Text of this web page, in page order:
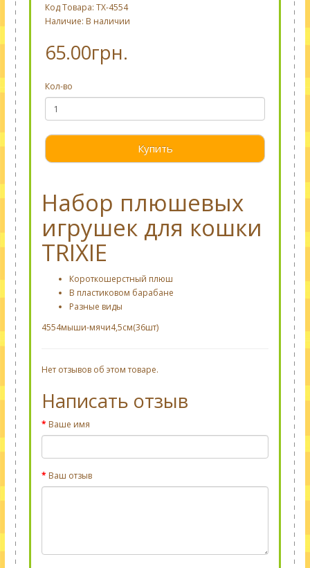
Код Товара: TX-4554
Наличие: В наличии
65.00грн.
Кол-во
Купить
Набор плюшевых
игрушек для кошки
TRIXIE
Короткошерстный плюш
В пластиковом барабане
Разные виды
4554мыши-мячи4,5см(36шт)
Нет отзывов об этом товаре.
Написать отзыв
Ваше имя
Ваш отзыв